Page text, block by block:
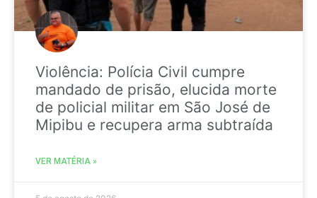
Violência: Polícia Civil cumpre
mandado de prisão, elucida morte
de policial militar em São José de
Mipibu e recupera arma subtraída
VER MATÉRIA »